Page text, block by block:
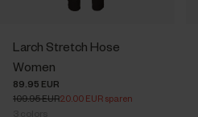
Larch Stretch Hose
Women
89.95 EUR
109.95 EUR20.00 EUR sparen